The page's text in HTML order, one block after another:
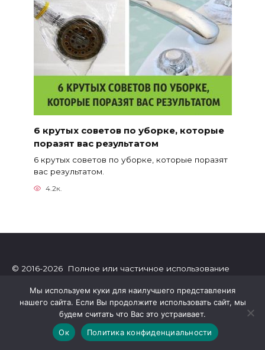
6 крутых советов по уборке, которые
поразят вас результатом
6 крутых советов по уборке, которые поразят
вас результатом.
4.2к.
© 2016-2026 Полное или частичное использование
указании прямой гиперссылки.
Онлайн-журнал Greatpicture о самом интересном в мире.
Интересные тесты, гороскопы, посты об отношениях,
Мы используем куки для наилучшего представления
нашего сайта. Если Вы продолжите использовать сайт, мы
будем считать что Вас это устраивает.
Ок
Политика конфиденциальности